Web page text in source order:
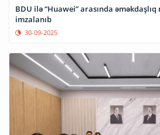
BDU ilə “Huawei” arasında
imzalanıb
30-09-2025